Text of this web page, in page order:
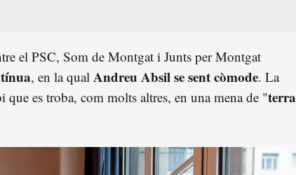
el PSC, Som de Montgat i Junts per Montgat
, en la qual Andreu Absil se sent còmode. La
es troba, com molts altres, en una mena de "terra